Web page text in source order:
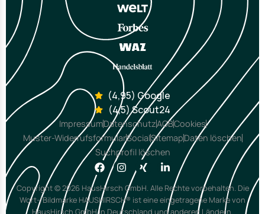
(4,95) Google
(4,5) Scout24
ImpressumDatenschutzAGBCookies
Muster-WiderrufsformularSocialSitemapDaten löschen
Suchprofil löschen
Copyright © 2026 HausHirsch GmbH. Alle Rechte vorbehalten. Die
Wort-/Bildmarke HAUSHIRSCH® ist eine eingetragene Marke von
HausHirsch GmbH in Deutschland und anderen Ländern.